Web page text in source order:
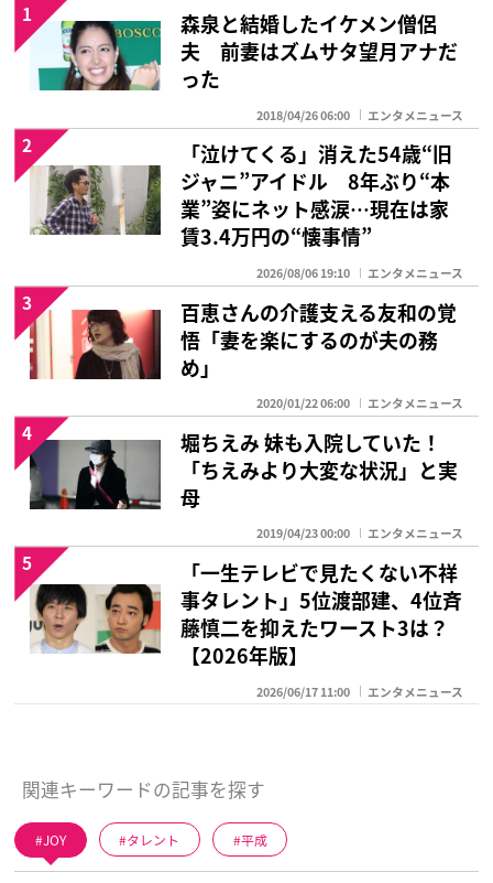
森泉と結婚したイケメン僧侶
夫 前妻はズムサタ望月アナだ
った
2018/04/26 06:00 エンタメニュース
1
「泣けてくる」消えた54歳“旧
ジャニ”アイドル 8年ぶり“本
業”姿にネット感涙…現在は家
賃3.4万円の“懐事情”
2026/08/06 19:10 エンタメニュース
2
百恵さんの介護支える友和の覚
悟「妻を楽にするのが夫の務
め」
2020/01/22 06:00 エンタメニュース
3
堀ちえみ 妹も入院していた！
「ちえみより大変な状況」と実
母
2019/04/23 00:00 エンタメニュース
4
「一生テレビで見たくない不祥
事タレント」5位渡部建、4位斉
藤慎二を抑えたワースト3は？
【2026年版】
2026/06/17 11:00 エンタメニュース
5
関連キーワードの記事を探す
JOY タレント 平成